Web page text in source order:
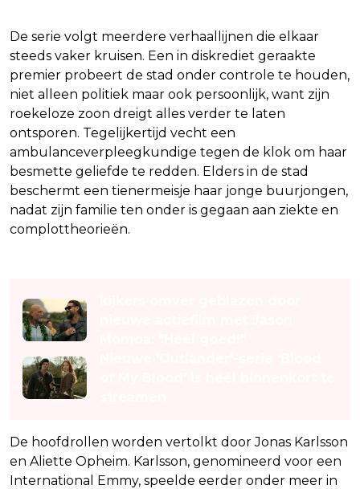
De serie volgt meerdere verhaallijnen die elkaar
steeds vaker kruisen. Een in diskrediet geraakte
premier probeert de stad onder controle te houden,
niet alleen politiek maar ook persoonlijk, want zijn
roekeloze zoon dreigt alles verder te laten
ontsporen. Tegelijkertijd vecht een
ambulanceverpleegkundige tegen de klok om haar
besmette geliefde te redden. Elders in de stad
beschermt een tienermeisje haar jonge buurjongen,
nadat zijn familie ten onder is gegaan aan ziekte en
complottheorieën.
De hoofdrollen worden vertolkt door Jonas Karlsson
en Aliette Opheim. Karlsson, genomineerd voor een
International Emmy, speelde eerder onder meer in